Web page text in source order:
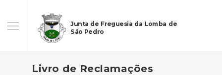
Junta de Freguesia da Lomba de
São Pedro
Livro de Reclamações